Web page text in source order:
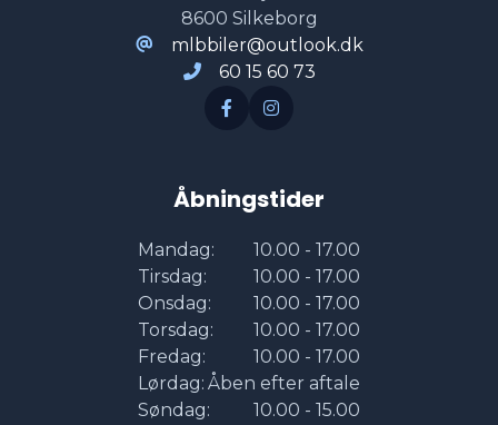
8600 Silkeborg
mlbbiler@outlook.dk
60 15 60 73
Åbningstider
Mandag:
10.00 - 17.00
Tirsdag:
10.00 - 17.00
Onsdag:
10.00 - 17.00
Torsdag:
10.00 - 17.00
Fredag:
10.00 - 17.00
Lørdag: Åben efter aftale
Søndag:
10.00 - 15.00